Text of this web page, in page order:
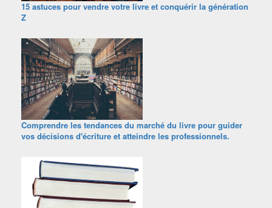
15 astuces pour vendre votre livre et conquérir la génération
Z
Comprendre les tendances du marché du livre pour guider
vos décisions d'écriture et atteindre les professionnels.